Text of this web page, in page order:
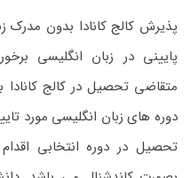
پذیرش کالج کانادا بدون مدرک
پایینی در زبان انگلیسی
متقاضی تحصیل در کالج
دوره های زبان انگلیسی مورد
تحصیل در دوره انتخابی